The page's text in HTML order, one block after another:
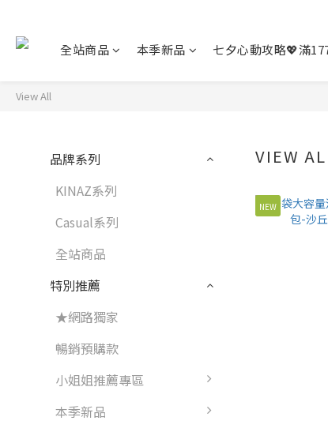
全站商品 本季新品 七夕心動攻略💖滿
View All
品牌系列
KINAZ系列
Casual系列
全站商品
特別推薦
★網路獨家
暢銷預購款
小姐姐推薦專區
本季新品
VIEW
NEW